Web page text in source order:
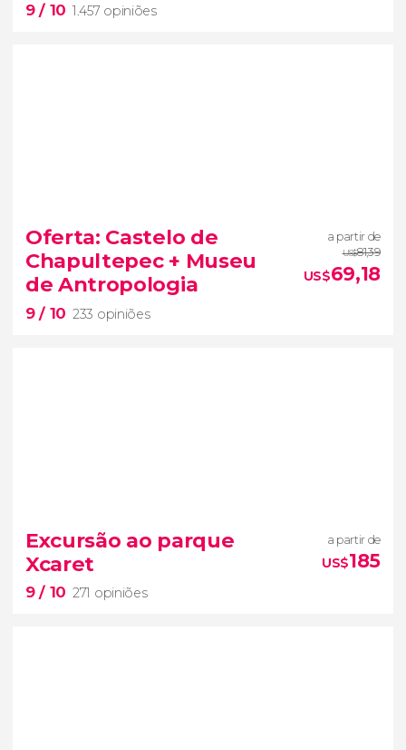
9/ 10 1.457 opiniões
1.457 opiniões
lugares mais incríveis da Cidade do
México
tour por Coyoacán, Xochimilco e o
Museu Frida Kahlo
Oferta: Castelo de
Chapultepec + Museu
de Antropologia
9/ 10 233 opiniões
a partir de
US$81,39
US$69,18
233 opiniões
visita guiada pelo castelo de Chapultepec e
pelo Museu Nacional de Antropologia
Excursão ao parque
Xcaret
9/ 10 271 opiniões
a partir de
US$185